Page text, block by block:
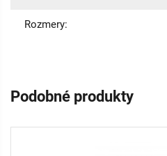
Rozmery:
Podobné produkty